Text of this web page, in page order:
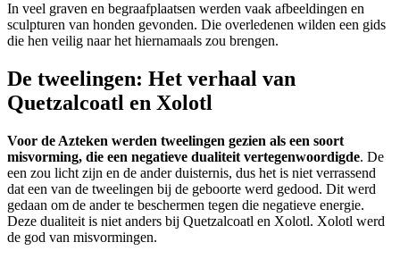
In veel graven en begraafplaatsen werden vaak afbeeldingen en
sculpturen van honden gevonden. Die overledenen wilden een gids
die hen veilig naar het hiernamaals zou brengen.
De tweelingen: Het verhaal van
Quetzalcoatl en Xolotl
Voor de Azteken werden tweelingen gezien als een soort
misvorming, die een negatieve dualiteit vertegenwoordigde. De
een zou licht zijn en de ander duisternis, dus het is niet verrassend
dat een van de tweelingen bij de geboorte werd gedood. Dit werd
gedaan om de ander te beschermen tegen die negatieve energie.
Deze dualiteit is niet anders bij Quetzalcoatl en Xolotl. Xolotl werd
de god van misvormingen.